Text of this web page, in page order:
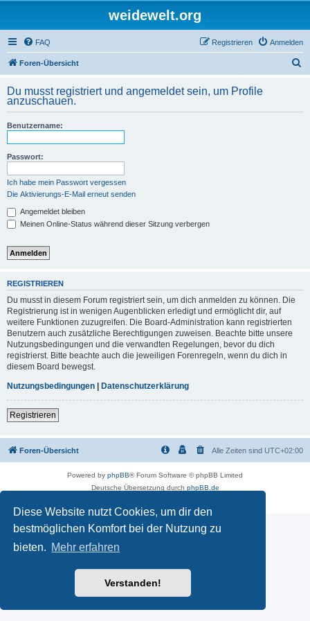
Diese Website nutzt Cookies, um dir den
bestmöglichen Komfort bei der Nutzung zu
bieten. Mehr erfahren
Verstanden!
weidewelt.org
FAQ Anmelden
Registrieren
Foren-Übersicht
h
Du musst registriert und angemeldet sein, um Profile
anzuschauen.
Benutzername:
Passwort:
Ich habe mein Passwort vergessen
Die Aktivierungs-E-Mail erneut senden
Angemeldet bleiben
Meinen Online-Status während dieser Sitzung verbergen
REGISTRIEREN
Du musst in diesem Forum registriert sein, um dich anmelden zu können. Die
Registrierung ist in wenigen Augenblicken erledigt und ermöglicht dir, auf
weitere Funktionen zuzugreifen. Die Board-Administration kann registrierten
Benutzern auch zusätzliche Berechtigungen zuweisen. Beachte bitte unsere
Nutzungsbedingungen und die verwandten Regelungen, bevor du dich
registrierst. Bitte beachte auch die jeweiligen Forenregeln, wenn du dich in
diesem Board bewegst.
Nutzungsbedingungen | Datenschutzerklärung
Registrieren
Foren-Übersicht Alle Zeiten sind UTC+02:00
Powered by phpBB® Forum Software © phpBB Limited
Deutsche Übersetzung durch phpBB.de